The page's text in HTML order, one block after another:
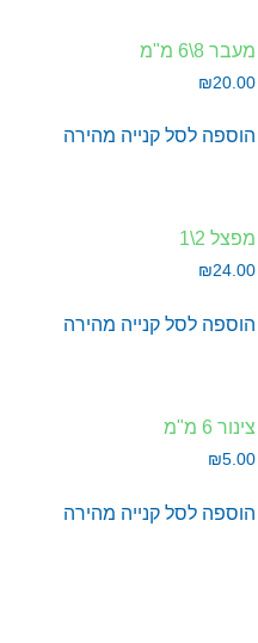
מעבר 8\6 מ"מ
₪20.00
הוספה לסל קנייה מהירה
מפצל 2\1
₪24.00
הוספה לסל קנייה מהירה
צינור 6 מ"מ
₪5.00
הוספה לסל קנייה מהירה